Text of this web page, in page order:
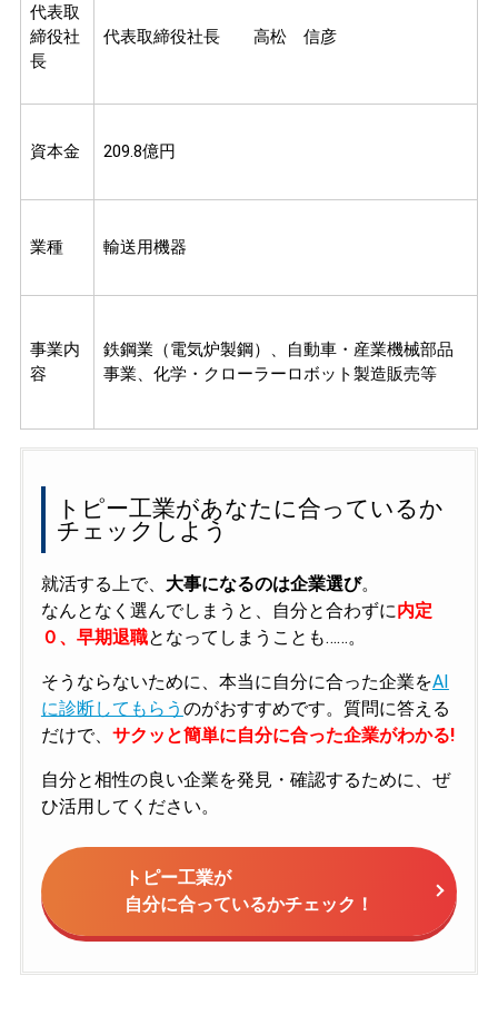
代表取
締役社
長
代表取締役社長 高松 信彦
資本金 209.8億円
業種 輸送用機器
事業内
容
鉄鋼業（電気炉製鋼）、自動車・産業機械部品
事業、化学・クローラーロボット製造販売等
トピー工業があなたに合っているか
チェックしよう
就活する上で、 大事になるのは企業選び。
なんとなく選んでしまうと、自分と合わずに内定
０、早期退職となってしまうことも……。
そうならないために、本当に自分に合った企業をAI
に診断してもらう のがおすすめです。質問に答える
だけで、 サクッと簡単に自分に合った企業がわかる!
自分と相性の良い企業を発見・確認するために、ぜ
ひ活用してください。
トピー工業が
自分に合っているかチェック！